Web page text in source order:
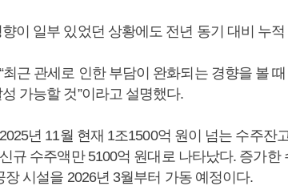
이 일부 있었던 상황에도 전년 동기 대비 누
최근 관세로 인한 부담이 완화되는 경향을 볼
가능할 것”이라고 설명했다.
년 11월 현재 1조1500억 원이 넘는 수주잔
규 수주액만 5100억 원대로 나타났다. 증가한
장 시설을 2026년 3월부터 가동 예정이다.